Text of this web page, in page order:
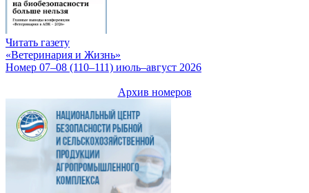
Читать газету
«Ветеринария и Жизнь»
Номер 07–08 (110–111) июль–август 2026
Архив номеров